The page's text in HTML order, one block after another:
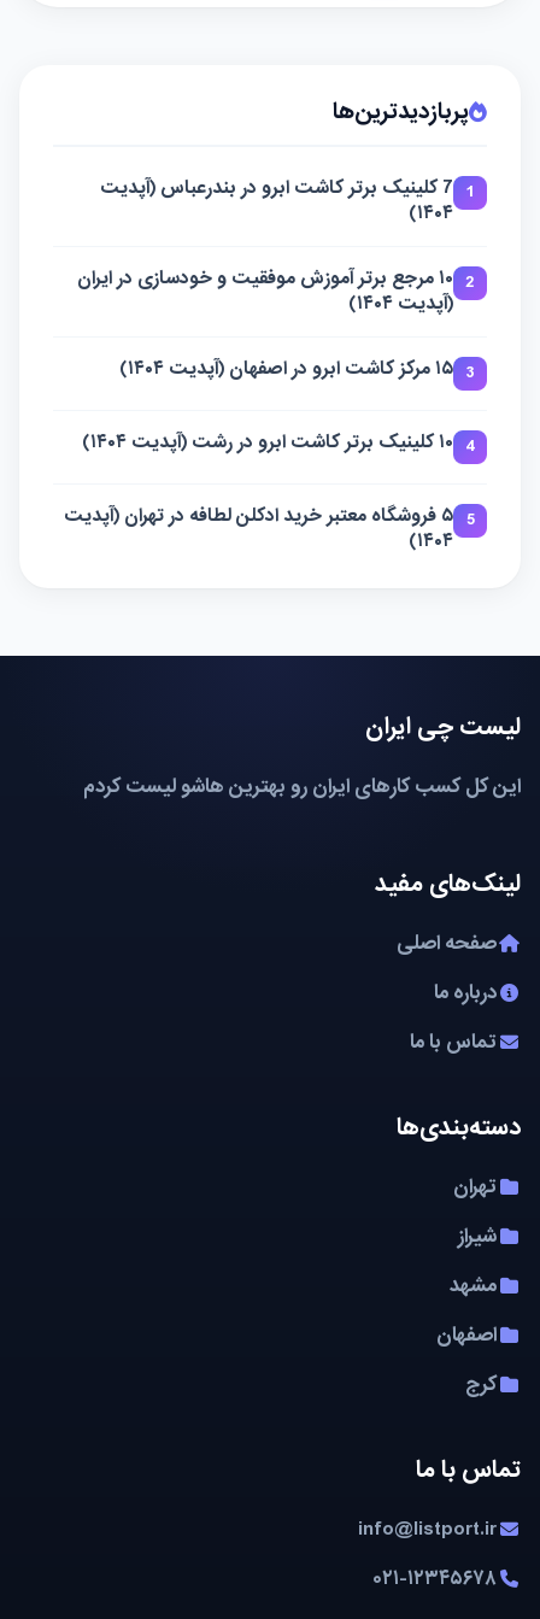
پربازدیدترین‌ها
1
7 کلینیک برتر کاشت ابرو در بندرعباس (آپدیت
۱۴۰۴)
2
۱۰ مرجع برتر آموزش موفقیت و خودسازی در ایران
(آپدیت ۱۴۰۴)
3 ۱۵ مرکز کاشت ابرو در اصفهان (آپدیت ۱۴۰۴)
4 ۱۰ کلینیک برتر کاشت ابرو در رشت (آپدیت ۱۴۰۴)
5
۵ فروشگاه معتبر خرید ادکلن لطافه در تهران (آپدیت
۱۴۰۴)
لیست چی ایران
این کل کسب کارهای ایران رو بهترین هاشو لیست کردم
لینک‌های مفید
صفحه اصلی
درباره ما
تماس با ما
دسته‌بندی‌ها
تهران
شیراز
مشهد
اصفهان
کرج
تماس با ما
info@listport.ir
۰۲۱-۱۲۳۴۵۶۷۸